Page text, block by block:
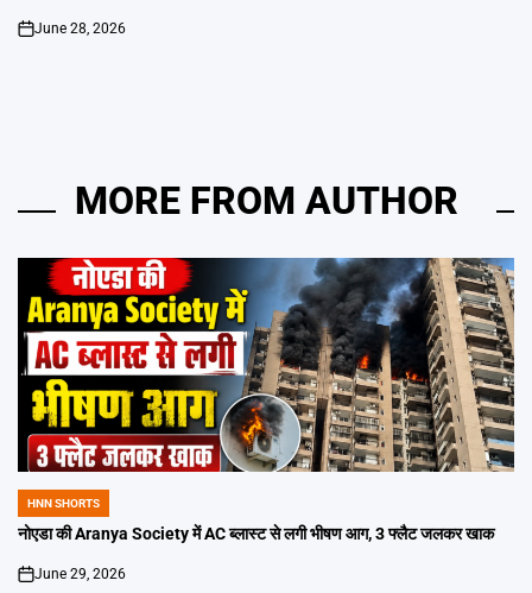
on
June 28, 2026
MORE FROM AUTHOR
POSTED
IN
HNN SHORTS
नोएडा की Aranya Society में AC ब्लास्ट से लगी भीषण आग, 3 फ्लैट जलकर खाक
on
June 29, 2026